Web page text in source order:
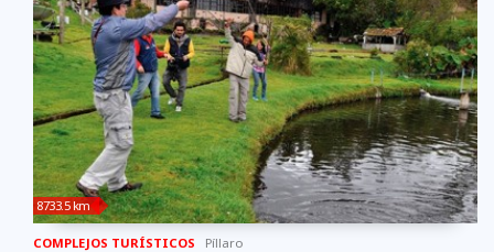
8733.5 km
COMPLEJOS TURÍSTICOS Píllaro